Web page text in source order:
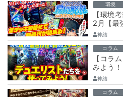
環境
【環境
2月【最
神結
コラム
【コラ
みよう！
神結
コラム